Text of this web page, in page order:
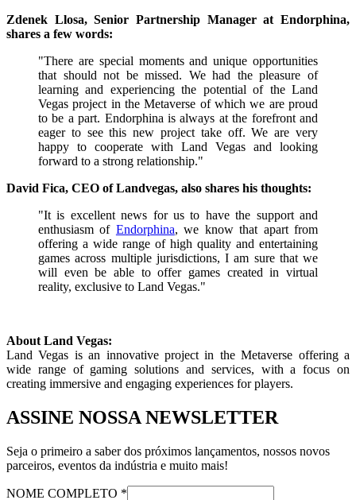
Zdenek Llosa, Senior Partnership Manager at Endorphina,
shares a few words:
"There are special moments and unique opportunities
that should not be missed. We had the pleasure of
learning and experiencing the potential of the Land
Vegas project in the Metaverse of which we are proud
to be a part. Endorphina is always at the forefront and
eager to see this new project take off. We are very
happy to cooperate with Land Vegas and looking
forward to a strong relationship."
David Fica, CEO of Landvegas, also shares his thoughts:
"It is excellent news for us to have the support and
enthusiasm of Endorphina, we know that apart from
offering a wide range of high quality and entertaining
games across multiple jurisdictions, I am sure that we
will even be able to offer games created in virtual
reality, exclusive to Land Vegas."
About Land Vegas:
Land Vegas is an innovative project in the Metaverse offering a
wide range of gaming solutions and services, with a focus on
creating immersive and engaging experiences for players.
ASSINE NOSSA NEWSLETTER
Seja o primeiro a saber dos próximos lançamentos, nossos novos
parceiros, eventos da indústria e muito mais!
NOME COMPLETO *